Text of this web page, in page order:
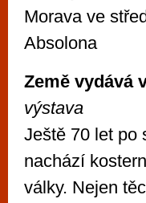
Morava ve
Absolona
Země vydává
výstava
Ještě 70 let po
nachází
války. Nejen